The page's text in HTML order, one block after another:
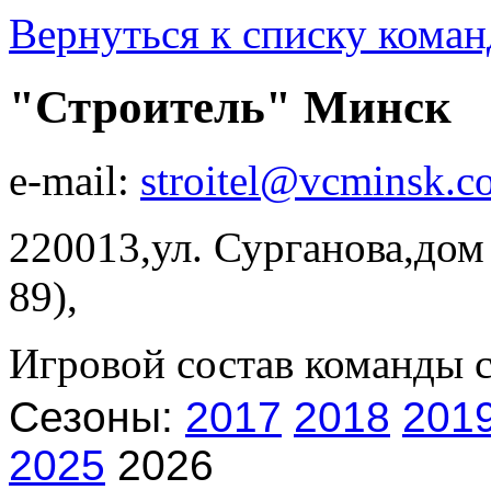
Вернуться к списку
"Строитель" Минск
e-mail:
220013,ул.
89),
Игровой состав команды
Сезоны: 2017 2018
2025 2026